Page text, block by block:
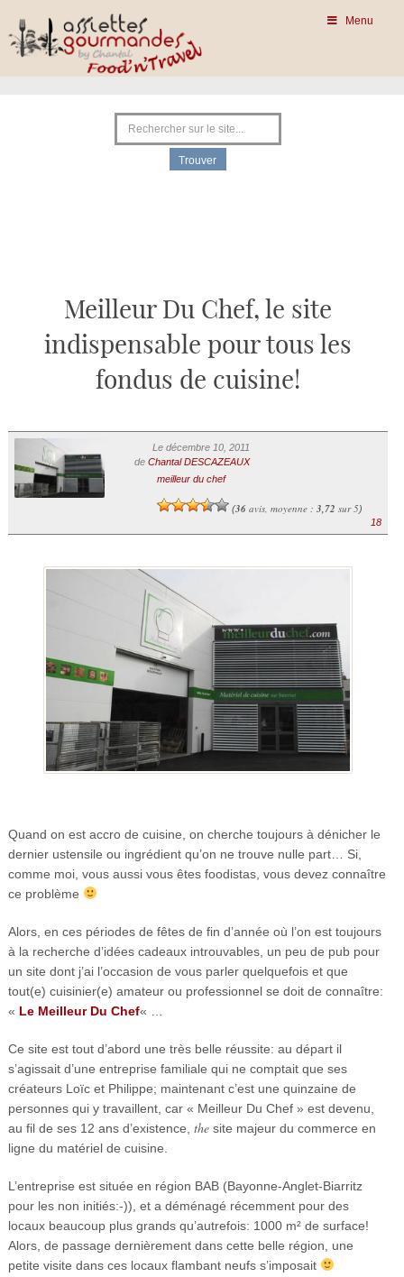
Menu
Meilleur Du Chef, le site
indispensable pour tous les
fondus de cuisine!
Le décembre 10, 2011
de Chantal DESCAZEAUX
meilleur du chef
(36avis, moyenne : 3,72 sur 5)
18
Quand on est accro de cuisine, on cherche toujours à dénicher le
dernier ustensile ou ingrédient qu’on ne trouve nulle part… Si,
comme moi, vous aussi vous êtes foodistas, vous devez connaître
ce problème
Alors, en ces périodes de fêtes de fin d’année où l’on est toujours
à la recherche d’idées cadeaux introuvables, un peu de pub pour
un site dont j’ai l’occasion de vous parler quelquefois et que
tout(e) cuisinier(e) amateur ou professionnel se doit de connaître:
« Le Meilleur Du Chef« …
Ce site est tout d’abord une très belle réussite: au départ il
s’agissait d’une entreprise familiale qui ne comptait que ses
créateurs Loïc et Philippe; maintenant c’est une quinzaine de
personnes qui y travaillent, car « Meilleur Du Chef » est devenu,
au fil de ses 12 ans d’existence, the site majeur du commerce en
ligne du matériel de cuisine.
L’entreprise est située en région BAB (Bayonne-Anglet-Biarritz
pour les non initiés:-)), et a déménagé récemment pour des
locaux beaucoup plus grands qu’autrefois: 1000 m² de surface!
Alors, de passage dernièrement dans cette belle région, une
petite visite dans ces locaux flambant neufs s’imposait